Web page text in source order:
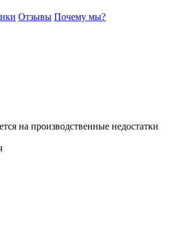
Отзывы Почему мы?
на производственные недостатки